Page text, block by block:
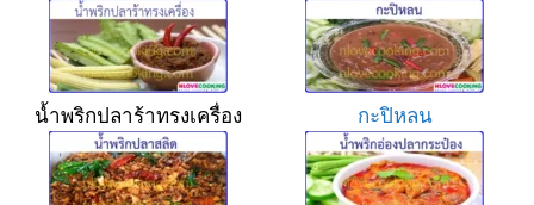
น้ำพริกปลาร้าทรงเครื่อง กะปิหลน